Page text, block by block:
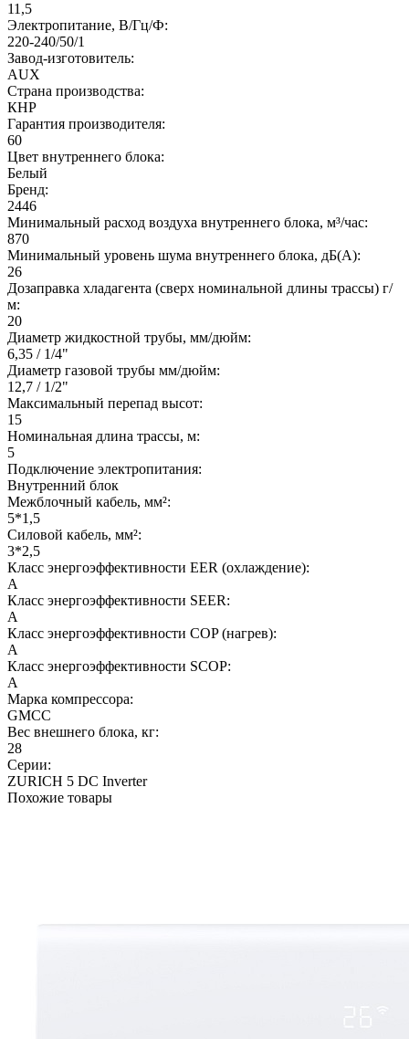
11,5
Электропитание, В/Гц/Ф:
220-240/50/1
Завод-изготовитель:
AUX
Страна производства:
КНР
Гарантия производителя:
60
Цвет внутреннего блока:
Белый
Бренд:
2446
Минимальный расход воздуха внутреннего блока, м³/час:
870
Минимальный уровень шума внутреннего блока, дБ(А):
26
Дозаправка хладагента (сверх номинальной длины трассы) г/
м:
20
Диаметр жидкостной трубы, мм/дюйм:
6,35 / 1/4"
Диаметр газовой трубы мм/дюйм:
12,7 / 1/2"
Максимальный перепад высот:
15
Номинальная длина трассы, м:
5
Подключение электропитания:
Внутренний блок
Межблочный кабель, мм²:
5*1,5
Силовой кабель, мм²:
3*2,5
Класс энергоэффективности EER (охлаждение):
A
Класс энергоэффективности SEER:
A
Класс энергоэффективности COP (нагрев):
A
Класс энергоэффективности SCOP:
A
Марка компрессора:
GMCC
Вес внешнего блока, кг:
28
Серии:
ZURICH 5 DC Inverter
Похожие товары